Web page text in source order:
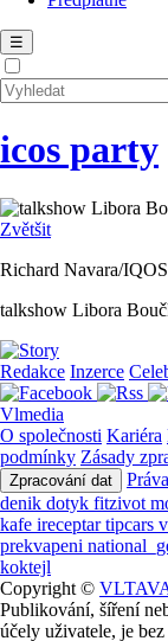
☰
icos party
Zvětšit
Richard Navara/IQOS
talkshow Libora
Redakce Inzerce
Vlmedia
O společnosti Kariéra
podmínky Zásady
Zpracování dat
denik dotyk fitzivot
kafe ireceptartipcars
prekvapeni
koktejl
Copyright ©
Publikování, šíření
účely uživatele, je